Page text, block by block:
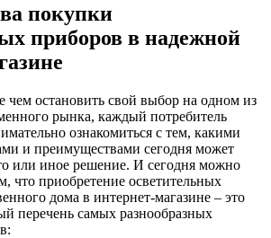
покупки
приборов в надежной
чем остановить свой выбор на одном из
рынка, каждый потребитель
ознакомиться с тем, какими
и преимуществами сегодня может
или иное решение. И сегодня можно
что приобретение осветительных
дома в интернет-магазине – это
перечень самых разнообразных